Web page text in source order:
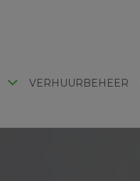
VERHUURBEHEER